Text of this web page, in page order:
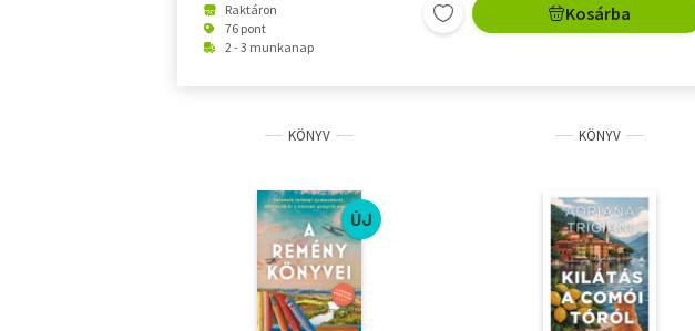
Raktáron
76 pont
2 - 3 munkanap
Kosárba
KÖNYV
ÚJ
KÖNYV